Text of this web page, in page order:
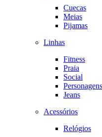
Cuecas
Meias
Pijamas
Linhas
Fitness
Praia
Social
Personagens
Jeans
Acessórios
Relógios